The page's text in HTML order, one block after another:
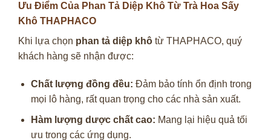
Ưu Điểm Của Phan Tả Diệp Khô Từ Trà Hoa Sấy
Khô THAPHACO
Khi lựa chọn phan tả diệp khô từ THAPHACO, quý
khách hàng sẽ nhận được:
Chất lượng đồng đều: Đảm bảo tính ổn định trong
mọi lô hàng, rất quan trọng cho các nhà sản xuất.
Hàm lượng dược chất cao: Mang lại hiệu quả tối
ưu trong các ứng dụng.